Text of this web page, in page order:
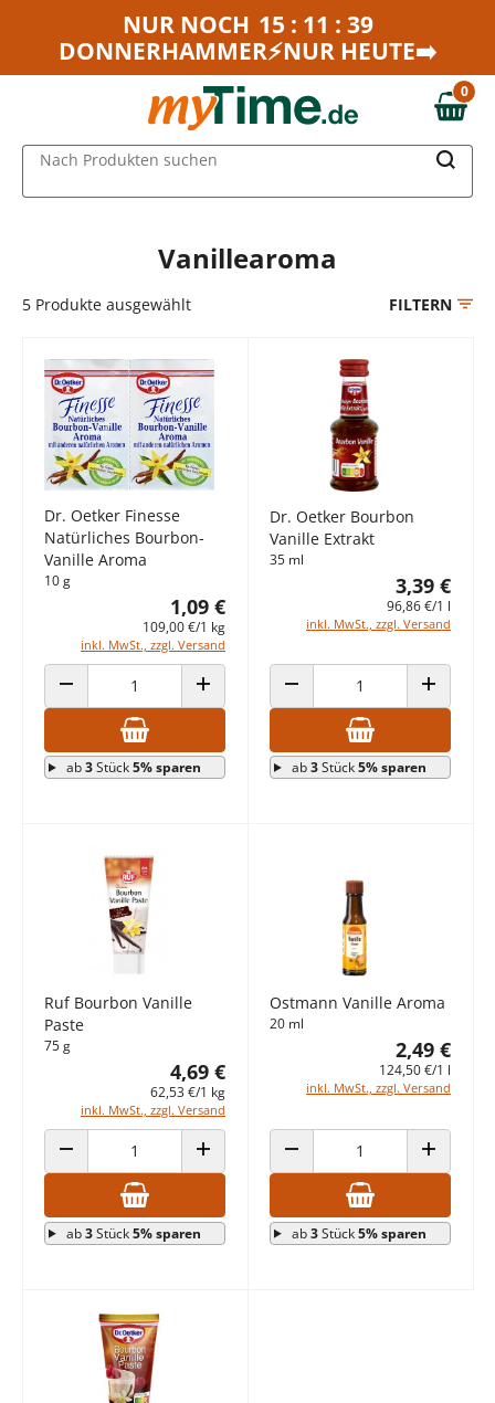
Zum Hauptinhalt springen
Zur Navigation springen
NUR NOCH 15 : 11 : 39
DONNERHAMMER⚡NUR HEUTE➡️
0,00 €
0
Nach Produkten suchen
Vanillearoma
5 Produkte ausgewählt FILTERN
Dr. Oetker Finesse
Natürliches Bourbon-
Vanille Aroma
10 g
1,09 €
109,00 €/1 kg
inkl. MwSt., zzgl. Versand
ANZAHL VERRINGERN ANZAHL ERHÖHEN
ab3Stück5% sparen
Dr. Oetker Bourbon
Vanille Extrakt
35 ml
3,39 €
96,86 €/1 l
inkl. MwSt., zzgl. Versand
ANZAHL VERRINGERN ANZAHL
ab3Stück5% sparen
Ruf Bourbon Vanille
Paste
75 g
4,69 €
62,53 €/1 kg
inkl. MwSt., zzgl. Versand
ANZAHL VERRINGERN ANZAHL ERHÖHEN
ab3Stück5% sparen
Ostmann Vanille Aroma
20 ml
2,49 €
124,50 €/1 l
inkl. MwSt., zzgl. Versand
ANZAHL VERRINGERN ANZAHL
ab3Stück5% sparen